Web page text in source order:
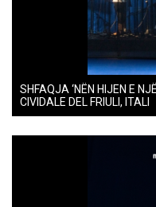
SHFAQJA ‘NËN HIJEN E
CIVIDALE DEL FRIULI, ITALI